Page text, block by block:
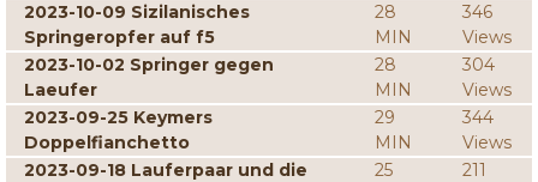
2023-10-09 Sizilanisches
Springeropfer auf f5
28
MIN
346
Views
2023-10-02 Springer gegen
Laeufer
28
MIN
304
Views
2023-09-25 Keymers
Doppelfianchetto
29
MIN
344
Views
2023-09-18 Lauferpaar und die
25
211